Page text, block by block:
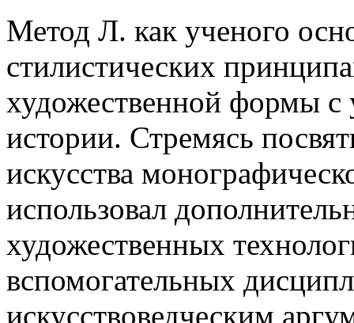
Метод Л. как ученого
стилистических
художественной формы
истории. Стремясь
искусства
использовал
художественных
вспомогательных
искусствоведческим